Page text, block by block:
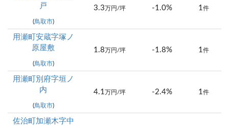
戸
(鳥取市)
3.3 万円/坪 -1.0% 1件
用瀬町安蔵字塚ノ
原屋敷
(鳥取市)
1.8 万円/坪 -1.8% 1件
用瀬町別府字垣ノ
内
(鳥取市)
4.1 万円/坪 -2.4% 1件
佐治町加瀬木字中